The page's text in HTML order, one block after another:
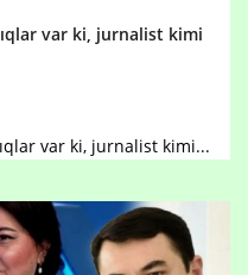
var ki, jurnalist kimi
var ki, jurnalist kimi...